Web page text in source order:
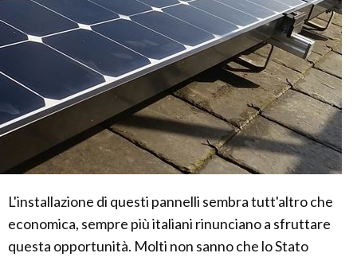
L'installazione di questi pannelli sembra tutt'altro che
economica, sempre più italiani rinunciano a sfruttare
questa opportunità. Molti non sanno che lo Stato